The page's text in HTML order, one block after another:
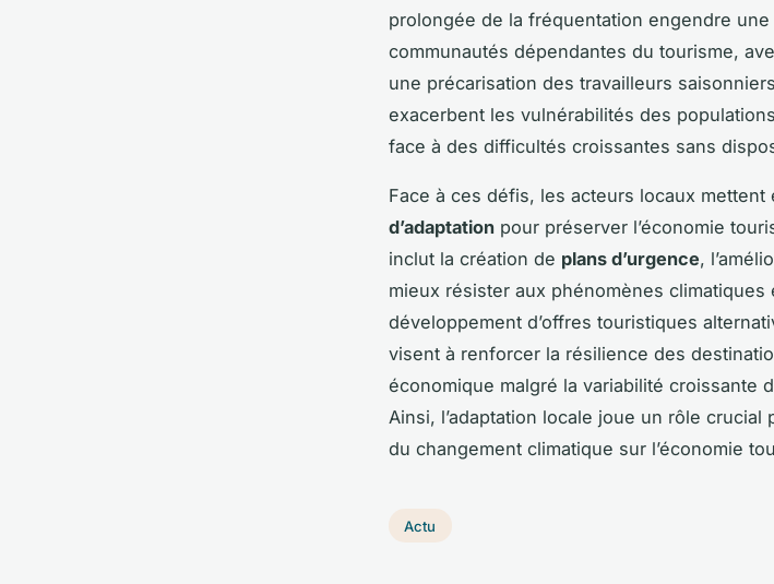
prolongée de la fréquentation engendre
communautés dépendantes du tourisme,
une précarisation des travailleurs
exacerbent les vulnérabilités des
face à des difficultés croissantes sans
Face à ces défis, les acteurs locaux
d’adaptation pour préserver l’économie
inclut la création de plans d’urgence,
mieux résister aux phénomènes climatiques
développement d’offres touristiques
visent à renforcer la résilience des
économique malgré la variabilité croissante
Ainsi, l’adaptation locale joue un rôle
du changement climatique sur l’économie
Actu